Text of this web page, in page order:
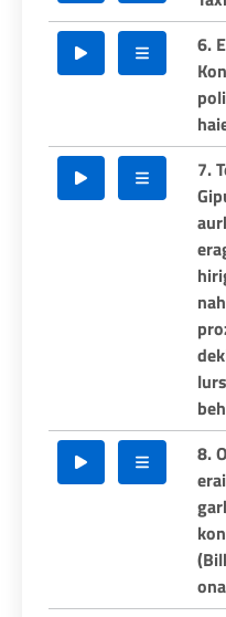
6.
7.
8.